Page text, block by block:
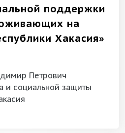
поддержки
на
Хакасия»
Петрович
и социальной защиты